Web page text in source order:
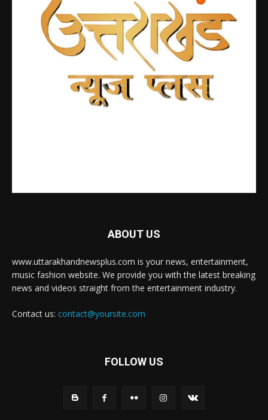
ABOUT US
www.uttarakhandnewsplus.com is your news, entertainment,
music fashion website. We provide you with the latest breaking
news and videos straight from the entertainment industry.
Contact us: contact@yoursite.com
FOLLOW US